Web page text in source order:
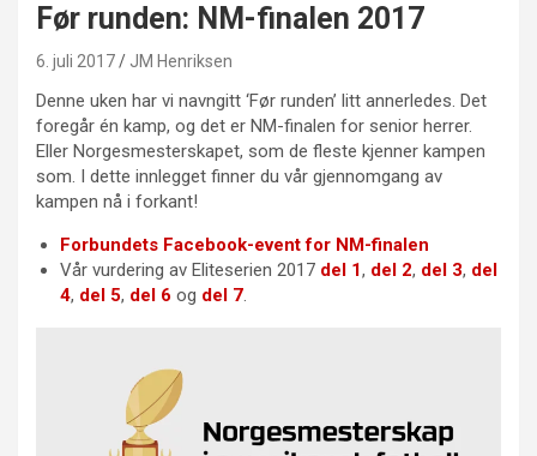
Før runden: NM-finalen 2017
6. juli 2017 JM Henriksen
Denne uken har vi navngitt ‘Før runden’ litt annerledes. Det
foregår én kamp, og det er NM-finalen for senior herrer.
Eller Norgesmesterskapet, som de fleste kjenner kampen
som. I dette innlegget finner du vår gjennomgang av
kampen nå i forkant!
Forbundets Facebook-event for NM-finalen
Vår vurdering av Eliteserien 2017 del 1, del 2, del 3, del
4, del 5, del 6 og del 7